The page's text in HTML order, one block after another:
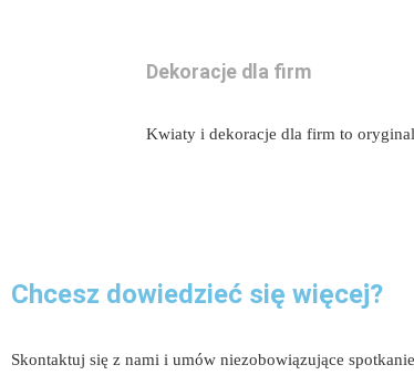
Dekoracje dla firm
Kwiaty i dekoracje dla firm to
Chcesz dowiedzieć się więcej?
Skontaktuj się z nami i umów niezobowiązujące spotkanie